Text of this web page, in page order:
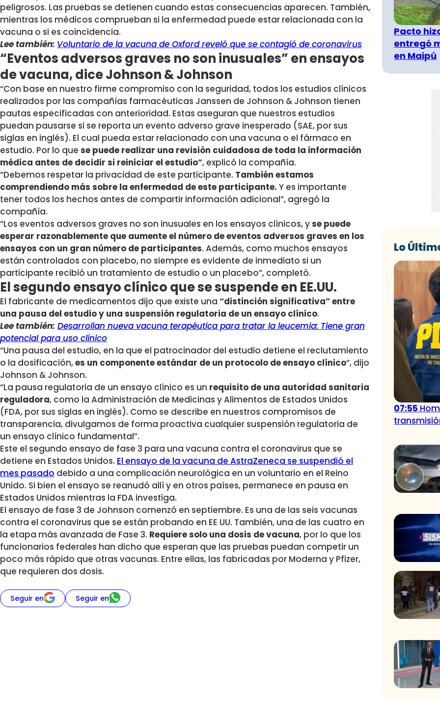
peligrosos. Las pruebas se detienen cuando estas consecuencias aparecen. También,
mientras los médicos comprueban si la enfermedad puede estar relacionada con la
vacuna o si es coincidencia.
Lee también: Voluntario de la vacuna de Oxford reveló que se contagió de coronavirus
“Eventos adversos graves no son inusuales” en ensayos
de vacuna, dice Johnson & Johnson
“Con base en nuestro firme compromiso con la seguridad, todos los estudios clínicos
realizados por las compañías farmacéuticas Janssen de Johnson & Johnson tienen
pautas especificadas con anterioridad. Estas aseguran que nuestros estudios
puedan pausarse si se reporta un evento adverso grave inesperado (SAE, por sus
siglas en inglés). El cual pueda estar relacionado con una vacuna o el fármaco en
estudio. Por lo que se puede realizar una revisión cuidadosa de toda la información
médica antes de decidir si reiniciar el estudio”, explicó la compañía.
“Debemos respetar la privacidad de este participante. También estamos
comprendiendo más sobre la enfermedad de este participante. Y es importante
tener todos los hechos antes de compartir información adicional”, agregó la
compañía.
“Los eventos adversos graves no son inusuales en los ensayos clínicos, yse puede
esperar razonablemente que aumente el número de eventos adversos graves en los
ensayos con un gran número de participantes. Además, como muchos ensayos
están controlados con placebo, no siempre es evidente de inmediato si un
participante recibió un tratamiento de estudio o un placebo”, completó.
El segundo ensayo clínico que se suspende en EE.UU.
El fabricante de medicamentos dijo que existe una “distinción significativa” entre
una pausa del estudio y una suspensión regulatoria de un ensayo clínico.
Lee también: Desarrollan nueva vacuna terapéutica para tratar la leucemia: Tiene gran
potencial para uso clínico
“Una pausa del estudio, en la que el patrocinador del estudio detiene el reclutamiento
o la dosificación,es un componente estándar de un protocolo de ensayo clínico“, dijo
Johnson & Johnson.
“La pausa regulatoria de un ensayo clínico es un requisito de una autoridad sanitaria
reguladora, como la Administración de Medicinas y Alimentos de Estados Unidos
(FDA, por sus siglas en inglés). Como se describe en nuestros compromisos de
transparencia, divulgamos de forma proactiva cualquier suspensión regulatoria de
un ensayo clínico fundamental”.
Este el segundo ensayo de fase 3 para una vacuna contra el coronavirus que se
detiene en Estados Unidos. El ensayo de la vacuna de AstraZeneca se suspendió el
mes pasado debido a una complicación neurológica en un voluntario en el Reino
Unido. Si bien el ensayo se reanudó allí y en otros países, permanece en pausa en
Estados Unidos mientras la FDA investiga.
El ensayo de fase 3 de Johnson comenzó en septiembre. Es una de las seis vacunas
contra el coronavirus que se están probando en EE UU. También, una de las cuatro en
la etapa más avanzada de Fase 3. Requiere solo una dosis de vacuna, por lo que los
funcionarios federales han dicho que esperan que las pruebas puedan competir un
poco más rápido que otras vacunas. Entre ellas, las fabricadas por Moderna y Pfizer,
que requieren dos dosis.
Seguir en Seguir en
Pacto
entregó
en Maipú
Lo
07:55